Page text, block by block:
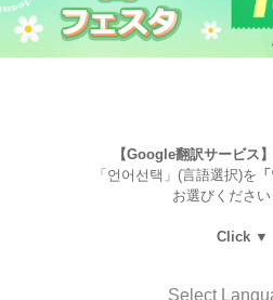
【Google翻訳サービス】
「언어선택」(言語選択)を
お選びください
Click ▼
Select